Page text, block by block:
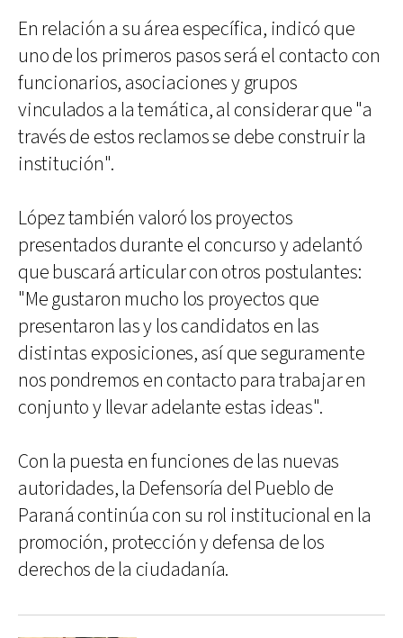
En relación a su área específica, indicó que
uno de los primeros pasos será el contacto con
funcionarios, asociaciones y grupos
vinculados a la temática, al considerar que "a
través de estos reclamos se debe construir la
institución".
López también valoró los proyectos
presentados durante el concurso y adelantó
que buscará articular con otros postulantes:
"Me gustaron mucho los proyectos que
presentaron las y los candidatos en las
distintas exposiciones, así que seguramente
nos pondremos en contacto para trabajar en
conjunto y llevar adelante estas ideas".
Con la puesta en funciones de las nuevas
autoridades, la Defensoría del Pueblo de
Paraná continúa con su rol institucional en la
promoción, protección y defensa de los
derechos de la ciudadanía.